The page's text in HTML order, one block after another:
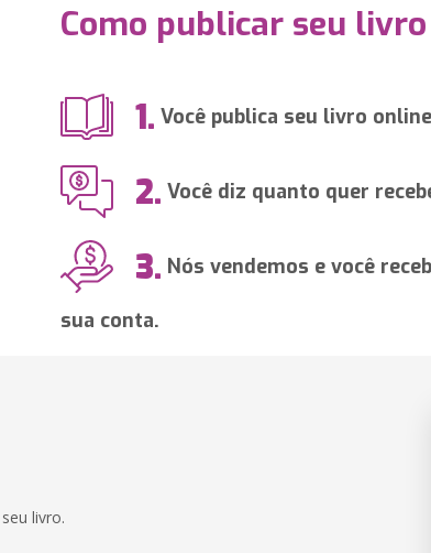
Como publicar seu
1. Você publica seu livro
2. Você diz quanto quer
3. Nós vendemos e você
sua conta.
livro.